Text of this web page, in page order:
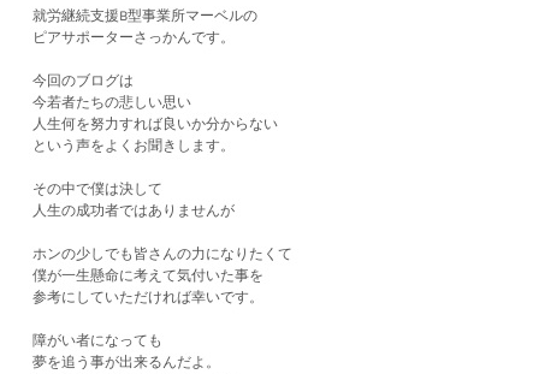
就労継続支援B型事業所マーベルの
ピアサポーターさっかんです。
今回のブログは
今若者たちの悲しい思い
人生何を努力すれば良いか分からない
という声をよくお聞きします。
その中で僕は決して
人生の成功者ではありませんが
ホンの少しでも皆さんの力になりたくて
僕が一生懸命に考えて気付いた事を
参考にしていただければ幸いです。
障がい者になっても
夢を追う事が出来るんだよ。